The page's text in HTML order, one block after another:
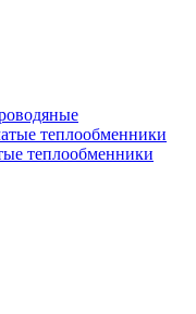
теплообменники
теплообменники